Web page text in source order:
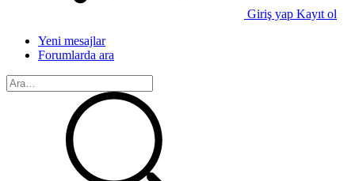
Giriş yap Kayıt ol
Yeni mesajlar
Forumlarda ara